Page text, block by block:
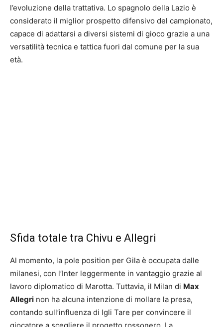
l’evoluzione della trattativa. Lo spagnolo della Lazio è
considerato il miglior prospetto difensivo del campionato,
capace di adattarsi a diversi sistemi di gioco grazie a una
versatilità tecnica e tattica fuori dal comune per la sua
età.
Sfida totale tra Chivu e Allegri
Al momento, la pole position per Gila è occupata dalle
milanesi, con l’Inter leggermente in vantaggio grazie al
lavoro diplomatico di Marotta. Tuttavia, il Milan di Max
Allegri non ha alcuna intenzione di mollare la presa,
contando sull’influenza di Igli Tare per convincere il